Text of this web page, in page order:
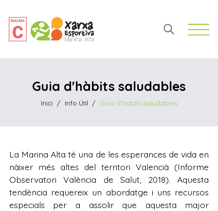
Open
Guia d'hàbits saludables
Inici / Info Útil / Guia d'hàbits saludables
La Marina Alta té una de les esperances de vida en
nàixer més altes del territori Valencià (Informe
Observatori València de Salut, 2018). Aquesta
tendència requereix un abordatge i uns recursos
especials per a assolir que aquesta major